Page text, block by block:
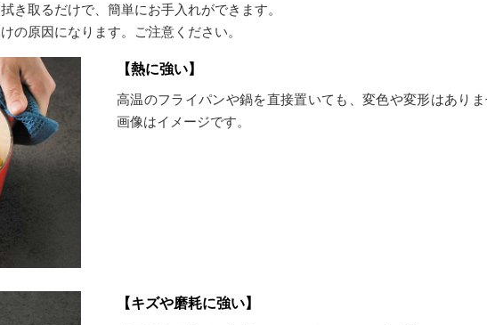
き取るだけで、簡単にお手入れができます。
の原因になります。ご注意ください。
【熱に強い】
高温のフライパンや鍋を直接置いても、変色や変形はあり
画像はイメージです。
【キズや磨耗に強い】